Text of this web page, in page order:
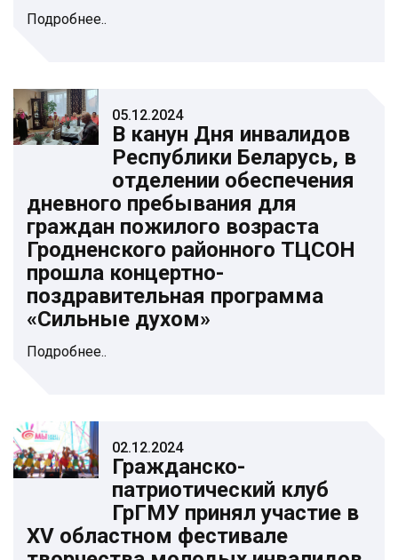
Подробнее..
05.12.2024
В канун Дня инвалидов
Республики Беларусь, в
отделении обеспечения
дневного пребывания для
граждан пожилого возраста
Гродненского районного ТЦСОН
прошла концертно-
поздравительная программа
«Сильные духом»
Подробнее..
02.12.2024
Гражданско-
патриотический клуб
ГрГМУ принял участие в
XV областном фестивале